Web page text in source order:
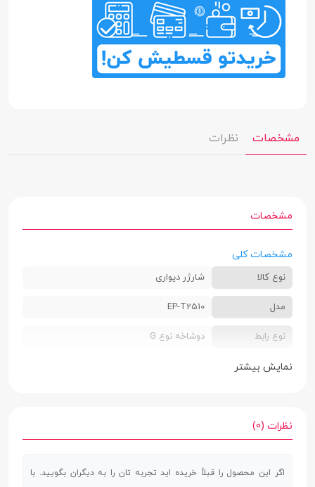
مشخصات نظرات
مشخصات
مشخصات کلی
نوع کالا شارژر دیواری
مدل EP-T2510
نوع رابط دوشاخه نوع G
طول کابل
وزن
نمایش بیشتر
نظرات (0)
اگر این محصول را قبلاً خریده اید تجربه تان را به دیگران بگویید. با